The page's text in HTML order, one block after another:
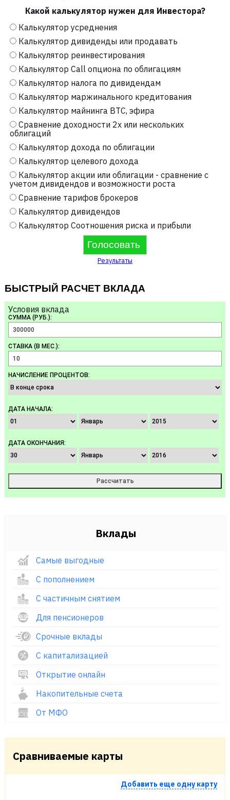
Какой калькулятор нужен для Инвестора?
Калькулятор усреднения
Калькулятор дивиденды или продавать
Калькулятор реинвестирования
Калькулятор Call опциона по облигациям
Калькулятор налога по дивидендам
Калькулятор маржинального кредитования
Калькулятор майнинга BTC, эфира
Сравнение доходности 2х или нескольких
облигаций
Калькулятор дохода по облигации
Калькулятор целевого дохода
Калькулятор акции или облигации - сравнение с
учетом дивидендов и возможности роста
Сравнение тарифов брокеров
Калькулятор дивидендов
Калькулятор Соотношения риска и прибыли
Результаты
БЫСТРЫЙ РАСЧЕТ ВКЛАДА
Условия вклада
СУММА (РУБ.):
СТАВКА (В МЕС.):
НАЧИСЛЕНИЕ ПРОЦЕНТОВ:
ДАТА НАЧАЛА:
ДАТА ОКОНЧАНИЯ:
Вклады
Самые выгодные
С пополнением
С частичным снятием
Для пенсионеров
Срочные вклады
С капитализацией
Открытие онлайн
Накопительные счета
От МФО
Сравниваемые карты
Добавить еще одну карту